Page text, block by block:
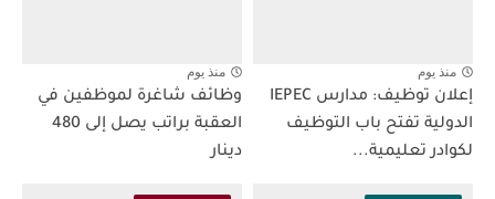
منذ يوم
إعلان توظيف: مدارس IEPEC
الدولية تفتح باب التوظيف
لكوادر تعليمية...
منذ يوم
وظائف شاغرة لموظفين في
العقبة براتب يصل إلى 480
دينار